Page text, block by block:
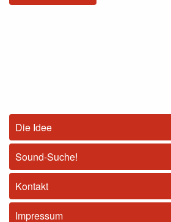
Die Idee
Sound-Suche!
Kontakt
Impressum